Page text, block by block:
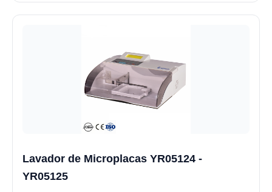
Lavador de Microplacas YR05124 -
YR05125